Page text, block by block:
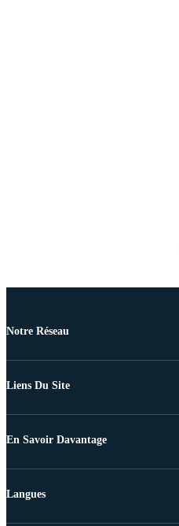
Notre Réseau
Liens Du Site
En Savoir Davantage
Langues